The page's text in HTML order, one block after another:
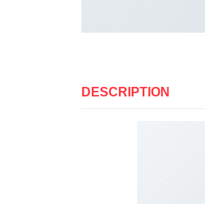
DESCRIPTION